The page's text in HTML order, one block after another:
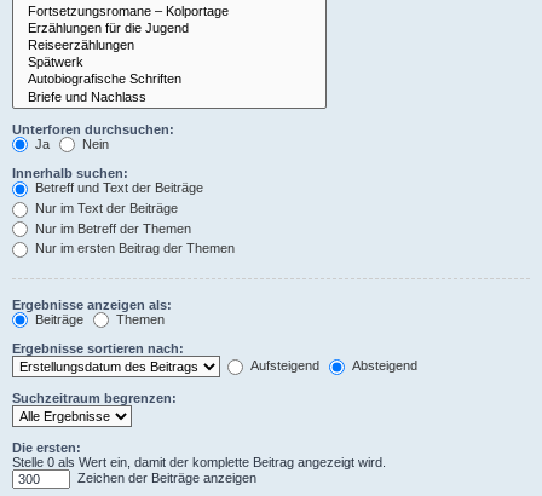
Unterforen durchsuchen:
Ja
Nein
Innerhalb suchen:
Betreff und Text der Beiträge
Nur im Text der Beiträge
Nur im Betreff der Themen
Nur im ersten Beitrag der Themen
Ergebnisse anzeigen als:
Beiträge
Themen
Ergebnisse sortieren nach:
Aufsteigend
Absteigend
Suchzeitraum begrenzen:
Die ersten:
Stelle 0 als Wert ein, damit der komplette Beitrag angezeigt wird.
Zeichen der Beiträge anzeigen